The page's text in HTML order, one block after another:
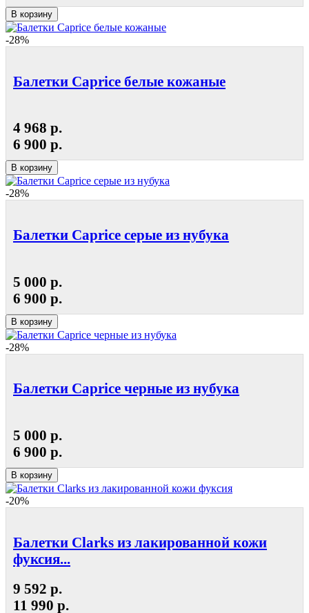
В корзину
-28%
Балетки Caprice белые кожаные
4 968 р.
6 900 р.
В корзину
-28%
Балетки Caprice серые из нубука
5 000 р.
6 900 р.
В корзину
-28%
Балетки Caprice черные из нубука
5 000 р.
6 900 р.
В корзину
-20%
Балетки Clarks из лакированной кожи
фуксия...
9 592 р.
11 990 р.